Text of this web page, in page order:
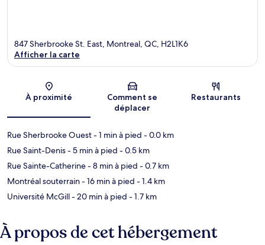
Carte
847 Sherbrooke St. East, Montreal, QC, H2L1K6
Afficher la carte
À proximité
Comment se
déplacer
Restaurants
Rue Sherbrooke Ouest- 1 min à pied - 0.0 km
Rue Saint-Denis- 5 min à pied - 0.5 km
Rue Sainte-Catherine- 8 min à pied - 0.7 km
Montréal souterrain- 16 min à pied - 1.4 km
Université McGill- 20 min à pied - 1.7 km
À propos de cet hébergement